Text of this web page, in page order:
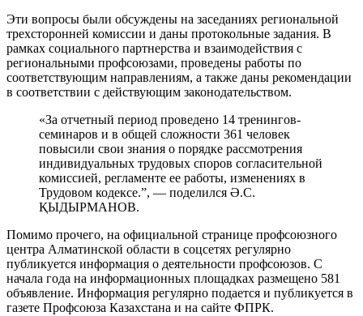
Эти вопросы были обсуждены на заседаниях региональной
трехсторонней комиссии и даны протокольные задания. В
рамках социального партнерства и взаимодействия с
региональными профсоюзами, проведены работы по
соответствующим направлениям, а также даны рекомендации
в соответствии с действующим законодательством.
«За отчетный период проведено 14 тренингов-
семинаров и в общей сложности 361 человек
повысили свои знания о порядке рассмотрения
индивидуальных трудовых споров согласительной
комиссией, регламенте ее работы, изменениях в
Трудовом кодексе.”, — поделился Ә.С.
ҚЫДЫРМАНОВ.
Помимо прочего, на официальной странице профсоюзного
центра Алматинской области в соцсетях регулярно
публикуется информация о деятельности профсоюзов. С
начала года на информационных площадках размещено 581
объявление. Информация регулярно подается и публикуется в
газете Профсоюза Казахстана и на сайте ФПРК.